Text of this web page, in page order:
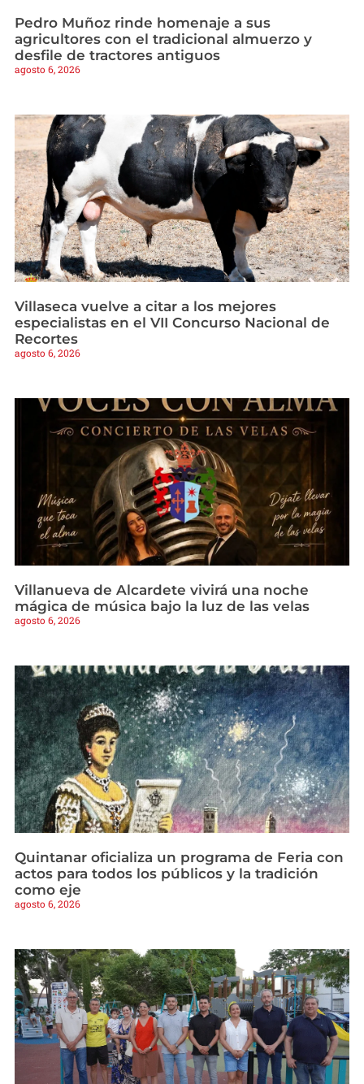
Pedro Muñoz rinde homenaje a sus
agricultores con el tradicional almuerzo y
desfile de tractores antiguos
agosto 6, 2026
Villaseca vuelve a citar a los mejores
especialistas en el VII Concurso Nacional de
Recortes
agosto 6, 2026
Villanueva de Alcardete vivirá una noche
mágica de música bajo la luz de las velas
agosto 6, 2026
Quintanar oficializa un programa de Feria con
actos para todos los públicos y la tradición
como eje
agosto 6, 2026